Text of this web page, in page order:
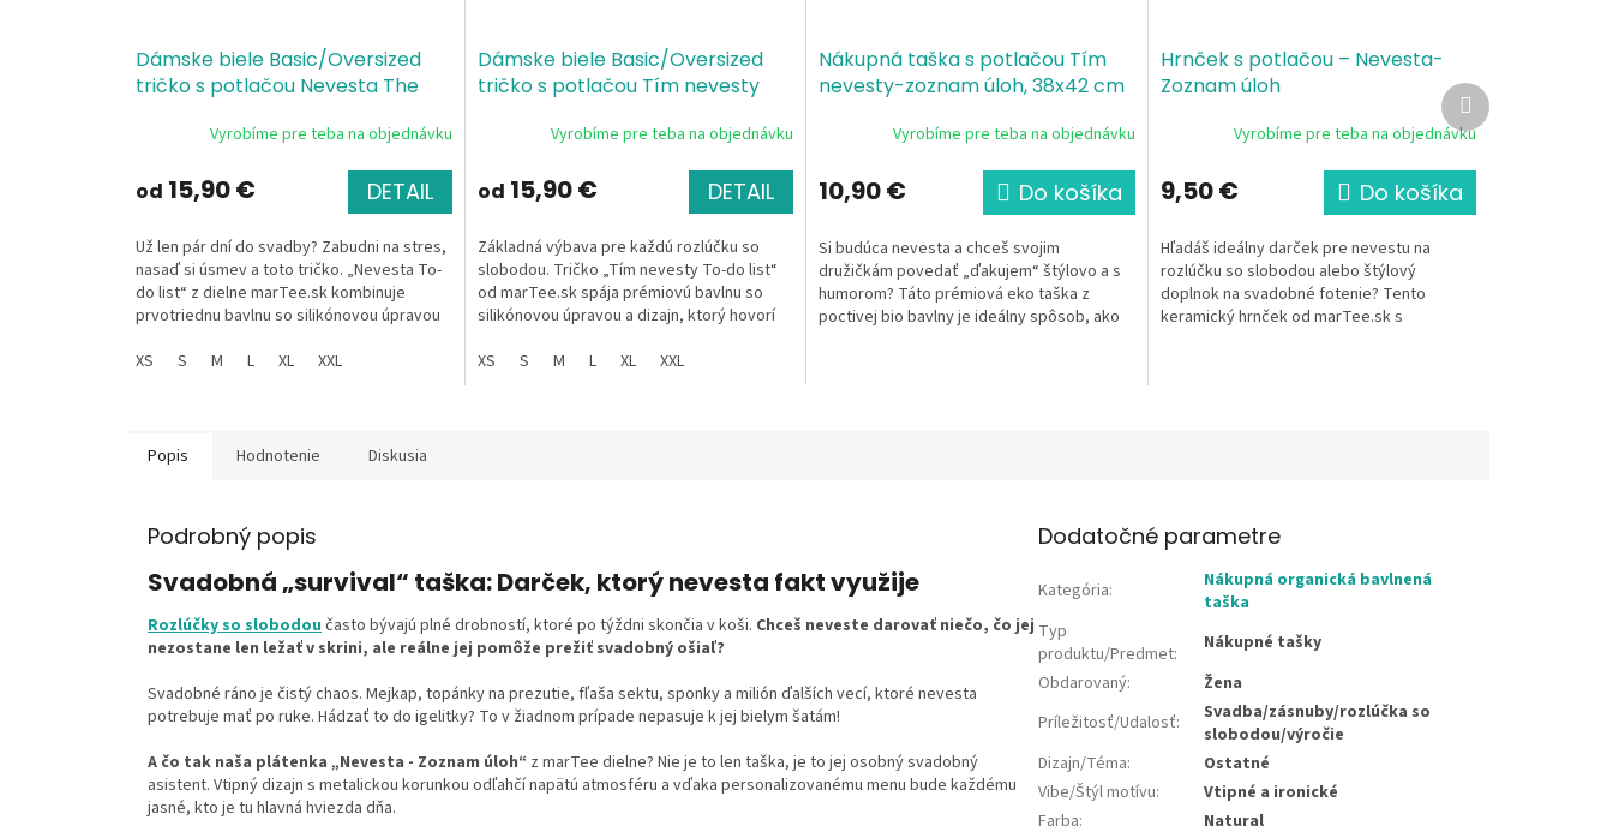
Dámske biele Basic/Oversized
tričko s potlačou Nevesta The
% bavlna, silikónová úprava
Vyrobíme pre teba na objednávku
od 15,90 € DETAIL
Už len pár dní do svadby? Zabudni na stres,
nasaď si úsmev a toto tričko. „Nevesta To-
do list“ z dielne marTee.sk kombinuje
prvotriednu bavlnu so silikónovou úpravou
XS
S M L XL XXL
Dámske biele Basic/Oversized
tričko s potlačou Tím nevesty
Jersey, 100 % bavlna, silikónová
Vyrobíme pre teba na objednávku
od 15,90 € DETAIL
Základná výbava pre každú rozlúčku so
slobodou. Tričko „Tím nevesty To-do list“
od marTee.sk spája prémiovú bavlnu so
silikónovou úpravou a dizajn, ktorý hovorí
XS
S M L XL XXL
Nákupná taška s potlačou Tím
nevesty-zoznam úloh, 38x42 cm
gramáž 340g/m²
Vyrobíme pre teba na objednávku
10,90 € Do košíka
Si budúca nevesta a chceš svojim
družičkám povedať „ďakujem“ štýlovo a s
humorom? Táto prémiová eko taška z
poctivej bio bavlny je ideálny spôsob, ako
Hrnček s potlačou – Nevesta-
Zoznam úloh
Vyrobíme pre teba na objednávku
9,50 € Do košíka
Hľadáš ideálny darček pre nevestu na
rozlúčku so slobodou alebo štýlový
doplnok na svadobné fotenie? Tento
keramický hrnček od marTee.sk s
Ďalší
produkt
Popis Hodnotenie Diskusia
Podrobný popis
Svadobná „survival“ taška: Darček, ktorý nevesta fakt využije
Rozlúčky so slobodoučasto bývajú plné drobností, ktoré po týždni skončia v koši. Chceš neveste darovať niečo, čo jej
nezostane len ležať v skrini, ale reálne jej pomôže prežiť svadobný ošiaľ?
Svadobné ráno je čistý chaos. Mejkap, topánky na prezutie, fľaša sektu, sponky a milión ďalších vecí, ktoré nevesta
potrebuje mať po ruke. Hádzať to do igelitky? To v žiadnom prípade nepasuje k jej bielym šatám!
A čo tak naša plátenka „Nevesta - Zoznam úloh“ z marTee dielne? Nie je to len taška, je to jej osobný svadobný
asistent. Vtipný dizajn s metalickou korunkou odľahčí napätú atmosféru a vďaka personalizovanému menu bude každému
jasné, kto je tu hlavná hviezda dňa.
Dodatočné parametre
Kategória:
Nákupná organická bavlnená
taška
Typ
produktu/Predmet:
Nákupné tašky
Obdarovaný:
Žena
Príležitosť/Udalosť:
Svadba/zásnuby/rozlúčka so
slobodou/výročie
Dizajn/Téma:
Ostatné
Vibe/Štýl motívu:
Vtipné a ironické
Farba: Natural